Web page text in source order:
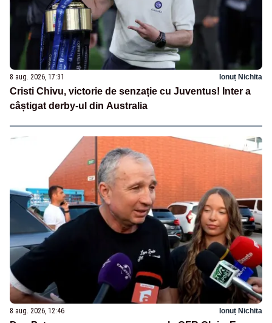
8 aug. 2026, 17:31 Ionuț Nichita
Cristi Chivu, victorie de senzație cu Juventus! Inter a
câștigat derby-ul din Australia
8 aug. 2026, 12:46 Ionuț Nichita